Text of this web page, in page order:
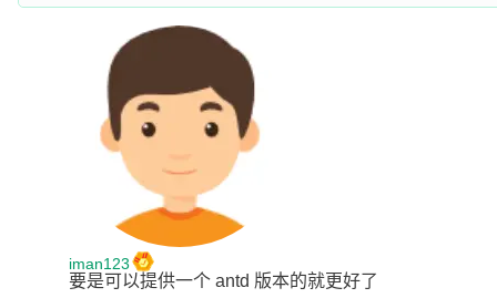
iman123
要是可以提供一个 antd 版本的就更好了